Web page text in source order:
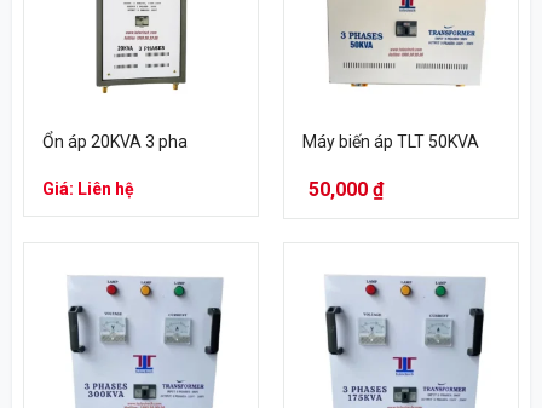
Ổn áp 20KVA 3 pha
Giá: Liên hệ
Máy biến áp TLT 50KVA
50,000 ₫